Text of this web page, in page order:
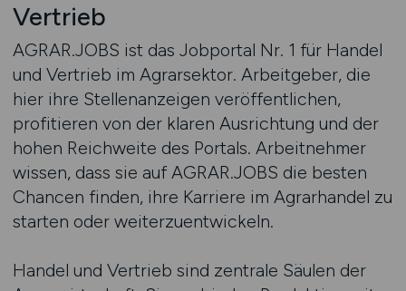
Vertrieb
AGRAR.JOBS ist das Jobportal Nr. 1 für Handel
und Vertrieb im Agrarsektor. Arbeitgeber, die
hier ihre Stellenanzeigen veröffentlichen,
profitieren von der klaren Ausrichtung und der
hohen Reichweite des Portals. Arbeitnehmer
wissen, dass sie auf AGRAR.JOBS die besten
Chancen finden, ihre Karriere im Agrarhandel zu
starten oder weiterzuentwickeln.
Handel und Vertrieb sind zentrale Säulen der